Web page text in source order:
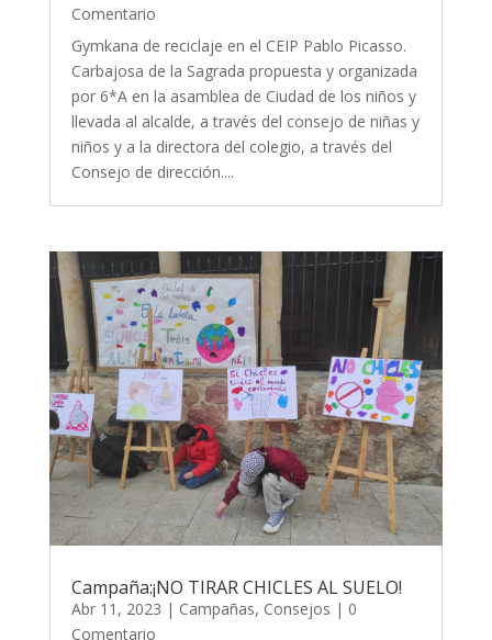
Comentario
Gymkana de reciclaje en el CEIP Pablo Picasso.
Carbajosa de la Sagrada propuesta y organizada
por 6*A en la asamblea de Ciudad de los niños y
llevada al alcalde, a través del consejo de niñas y
niños y a la directora del colegio, a través del
Consejo de dirección....
Campaña:¡NO TIRAR CHICLES AL SUELO!
Abr 11, 2023 | Campañas, Consejos | 0
Comentario